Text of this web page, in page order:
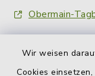
Wir weisen
Cookies
Obermain-